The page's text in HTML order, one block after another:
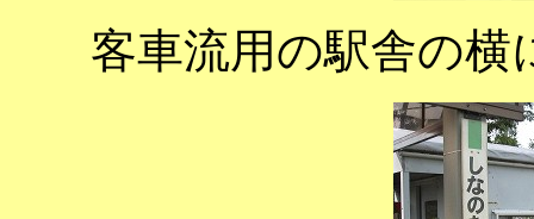
客車流用の駅舎の横